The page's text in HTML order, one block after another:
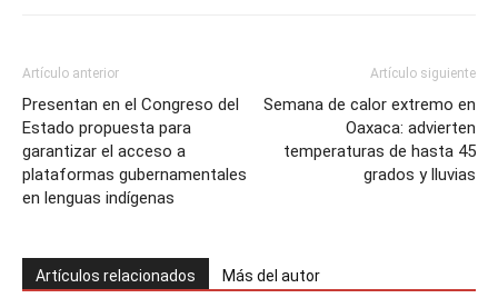
Artículo anterior
Presentan en el Congreso del
Estado propuesta para
garantizar el acceso a
plataformas gubernamentales
en lenguas indígenas
Artículo siguiente
Semana de calor extremo en
Oaxaca: advierten
temperaturas de hasta 45
grados y lluvias
Artículos relacionados Más del autor